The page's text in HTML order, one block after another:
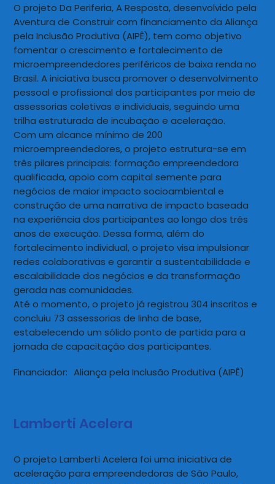
O projeto Da Periferia, A Resposta, desenvolvido pela
Aventura de Construir com financiamento da Aliança
pela Inclusão Produtiva (AIPÊ), tem como objetivo
fomentar o crescimento e fortalecimento de
microempreendedores periféricos de baixa renda no
Brasil. A iniciativa busca promover o desenvolvimento
pessoal e profissional dos participantes por meio de
assessorias coletivas e individuais, seguindo uma
trilha estruturada de incubação e aceleração.
Com um alcance mínimo de 200
microempreendedores, o projeto estrutura-se em
três pilares principais: formação empreendedora
qualificada, apoio com capital semente para
negócios de maior impacto socioambiental e
construção de uma narrativa de impacto baseada
na experiência dos participantes ao longo dos três
anos de execução. Dessa forma, além do
fortalecimento individual, o projeto visa impulsionar
redes colaborativas e garantir a sustentabilidade e
escalabilidade dos negócios e da transformação
gerada nas comunidades.
Até o momento, o projeto já registrou 304 inscritos e
concluiu 73 assessorias de linha de base,
estabelecendo um sólido ponto de partida para a
jornada de capacitação dos participantes.
Aliança pela Inclusão Produtiva (AIPÊ)
Financiador:
Lamberti Acelera
O projeto Lamberti Acelera foi uma iniciativa de
aceleração para empreendedoras de São Paulo,